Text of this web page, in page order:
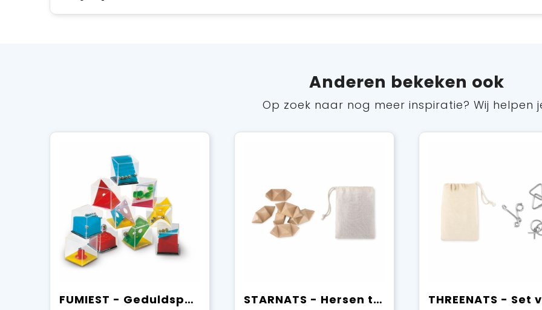
Anderen bekeken ook
Op zoek naar nog meer inspiratie? Wij helpen
FUMIEST - Geduldspelletjes STARNATS - Hersen teaser